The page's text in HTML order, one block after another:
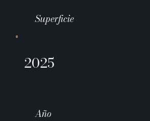
Superficie
2025
Año